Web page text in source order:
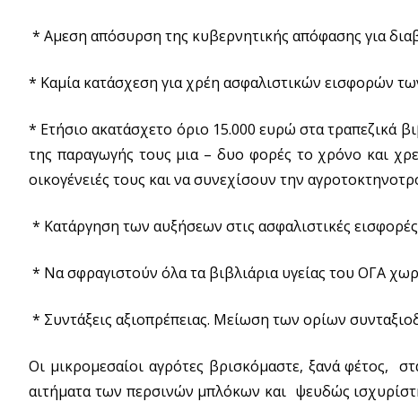
* Αμεση απόσυρση της κυβερνητικής απόφασης για
* Καμία κατάσχεση για χρέη ασφαλιστικών εισφορών
* Ετήσιο ακατάσχετο όριο 15.000 ευρώ στα τραπεζικά
της παραγωγής τους μια – δυο φορές το χρόνο και
οικογένειές τους και να συνεχίσουν την
* Κατάργηση των αυξήσεων στις ασφαλιστικές
* Να σφραγιστούν όλα τα βιβλιάρια υγείας του ΟΓΑ
* Συντάξεις αξιοπρέπειας. Μείωση των ορίων
Οι μικρομεσαίοι αγρότες βρισκόμαστε, ξανά φέτος,
αιτήματα των περσινών μπλόκων και ψευδώς